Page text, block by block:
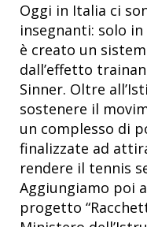
Oggi in Italia ci
insegnanti: solo
è creato un
dall’effetto
Sinner. Oltre
sostenere il
un complesso di
finalizzate ad
rendere il tennis
Aggiungiamo poi
progetto